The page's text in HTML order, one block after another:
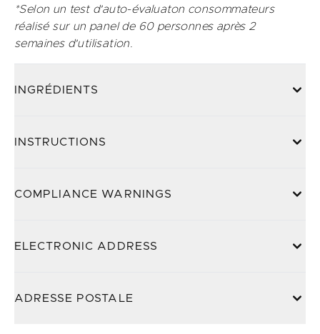
*Selon un test d'auto-évaluaton consommateurs
réalisé sur un panel de 60 personnes après 2
semaines d'utilisation.
INGRÉDIENTS
INSTRUCTIONS
COMPLIANCE WARNINGS
ELECTRONIC ADDRESS
ADRESSE POSTALE